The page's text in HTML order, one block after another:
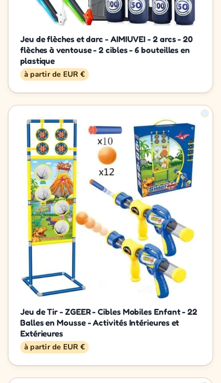
Jeu de flèches et darc - AIMIUVEI - 2 arcs - 20
flèches à ventouse - 2 cibles - 6 bouteilles en
plastique
à partir de EUR €
Jeu de Tir - ZGEER - Cibles Mobiles Enfant - 22
Balles en Mousse - Activités Intérieures et
Extérieures
à partir de EUR €